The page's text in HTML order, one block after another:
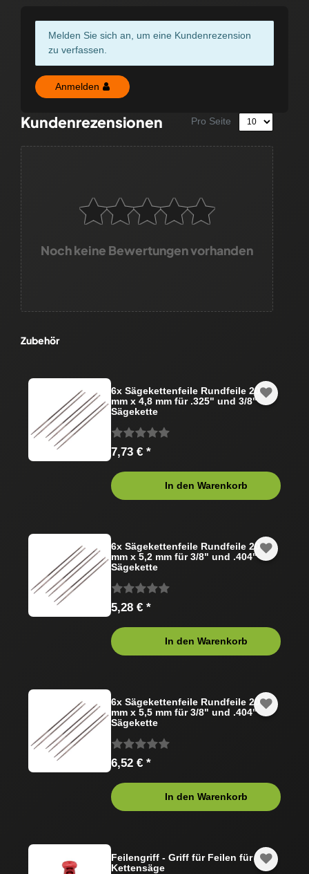
Melden Sie sich an, um eine Kundenrezension
zu verfassen.
Anmelden
Kundenrezensionen Pro Seite
Noch keine Bewertungen vorhanden
Zubehör
6x Sägekettenfeile Rundfeile 200
mm x 4,8 mm für .325" und 3/8"
Sägekette
7,73 € *
In den Warenkorb
6x Sägekettenfeile Rundfeile 200
mm x 5,2 mm für 3/8" und .404"
Sägekette
5,28 € *
In den Warenkorb
6x Sägekettenfeile Rundfeile 200
mm x 5,5 mm für 3/8" und .404"
Sägekette
6,52 € *
In den Warenkorb
Feilengriff - Griff für Feilen für
Kettensäge